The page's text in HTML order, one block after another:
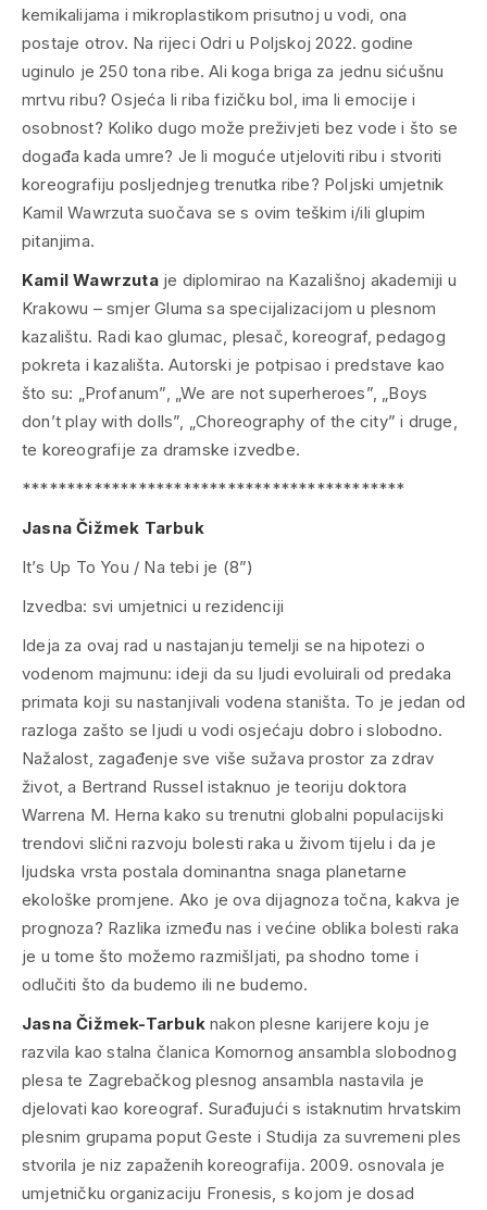
kemikalijama i mikroplastikom prisutnoj u vodi, ona
postaje otrov. Na rijeci Odri u Poljskoj 2022. godine
uginulo je 250 tona ribe. Ali koga briga za jednu sićušnu
mrtvu ribu? Osjeća li riba fizičku bol, ima li emocije i
osobnost? Koliko dugo može preživjeti bez vode i što se
događa kada umre? Je li moguće utjeloviti ribu i stvoriti
koreografiju posljednjeg trenutka ribe? Poljski umjetnik
Kamil Wawrzuta suočava se s ovim teškim i/ili glupim
pitanjima.
Kamil Wawrzutaje diplomirao na Kazališnoj akademiji u
Krakowu – smjer Gluma sa specijalizacijom u plesnom
kazalištu. Radi kao glumac, plesač, koreograf, pedagog
pokreta i kazališta. Autorski je potpisao i predstave kao
što su: „Profanum”, „We are not superheroes”, „Boys
don’t play with dolls”, „Choreography of the city” i druge,
te koreografije za dramske izvedbe.
*******************************************
Jasna Čižmek Tarbuk
It’s Up To You / Na tebi je (8”)
Izvedba: svi umjetnici u rezidenciji
Ideja za ovaj rad u nastajanju temelji se na hipotezi o
vodenom majmunu: ideji da su ljudi evoluirali od predaka
primata koji su nastanjivali vodena staništa. To je jedan od
razloga zašto se ljudi u vodi osjećaju dobro i slobodno.
Nažalost, zagađenje sve više sužava prostor za zdrav
život, a Bertrand Russel istaknuo je teoriju doktora
Warrena M. Herna kako su trenutni globalni populacijski
trendovi slični razvoju bolesti raka u živom tijelu i da je
ljudska vrsta postala dominantna snaga planetarne
ekološke promjene. Ako je ova dijagnoza točna, kakva je
prognoza? Razlika između nas i većine oblika bolesti raka
je u tome što možemo razmišljati, pa shodno tome i
odlučiti što da budemo ili ne budemo.
Jasna Čižmek-Tarbuk nakon plesne karijere koju je
razvila kao stalna članica Komornog ansambla slobodnog
plesa te Zagrebačkog plesnog ansambla nastavila je
djelovati kao koreograf. Surađujući s istaknutim hrvatskim
plesnim grupama poput Geste i Studija za suvremeni ples
stvorila je niz zapaženih koreografija. 2009. osnovala je
umjetničku organizaciju Fronesis, s kojom je dosad